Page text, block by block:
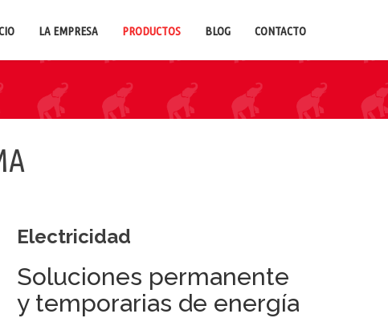
LA EMPRESA PRODUCTOS BLOG CONTACTO
Electricidad
Soluciones permanente
y temporarias de energía